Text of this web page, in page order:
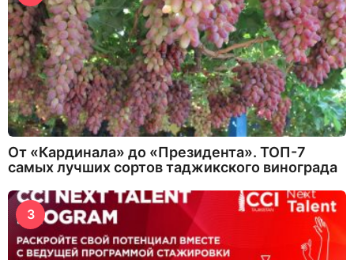
От «Кардинала» до «Президента». ТОП-7
самых лучших сортов таджикского винограда
3